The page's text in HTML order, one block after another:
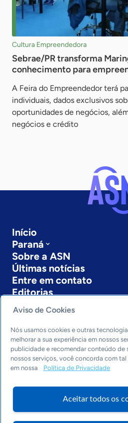
Cultura Empreendedora
Sebrae/PR transforma
conhecimento para
A Feira do Empreendedor terá
individuais, dados exclusivos
oportunidades de negócios,
negócios e crédito
Início
Paraná
Sobre a ASN
Últimas notícias
Entre em contato
Editorias
Economia & Política
Inovação & Tecnologia
Cultura empreendedora
Dados
Arquivo
Aviso de Cookies
Nós usamos cookies e outras
melhorar a sua experiência em nossos
publicidade e recomendar conteúdo de
nossos serviços, você concorda com
em nossa
Política de Privacidade
Aceitar todos os